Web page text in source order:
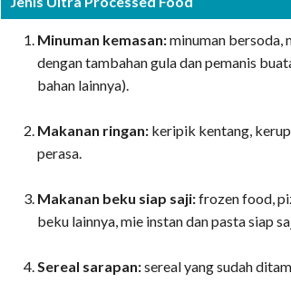
Minuman kemasan:minuman bersoda,
dengan tambahan gula dan pemanis
bahan lainnya).
Makanan ringan: keripik kentang,
perasa.
Makanan beku siap saji:frozen food,
beku lainnya, mie instan dan pasta siap
Sereal sarapan:sereal yang sudah